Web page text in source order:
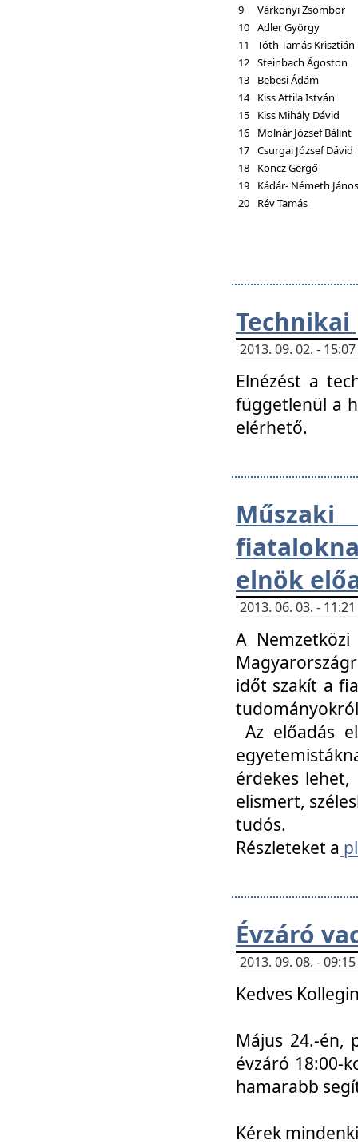
9
Várkonyi Zsombor
10 Adler György
11
Tóth Tamás Krisztián
12 Steinbach Ágoston
13
Bebesi Ádám
14 Kiss Attila István
15
Kiss Mihály Dávid
16
Molnár József Bálint
17 Csurgai József Dávid
18
Koncz Gergő
19
Kádár- Németh János
20
Rév Tamás
2013. 09. 02. -
Elnézést a
függetlenül a
elérhető.
elnök
2013. 06. 03. -
A
időt szakít a
Az előadás
érdekes lehet,
elismert,
tudós.
Részleteket a
Évzáró
2013. 09. 08. -
Kedves
Május 24.-én,
évzáró 18:00-
hamarabb
Kérek